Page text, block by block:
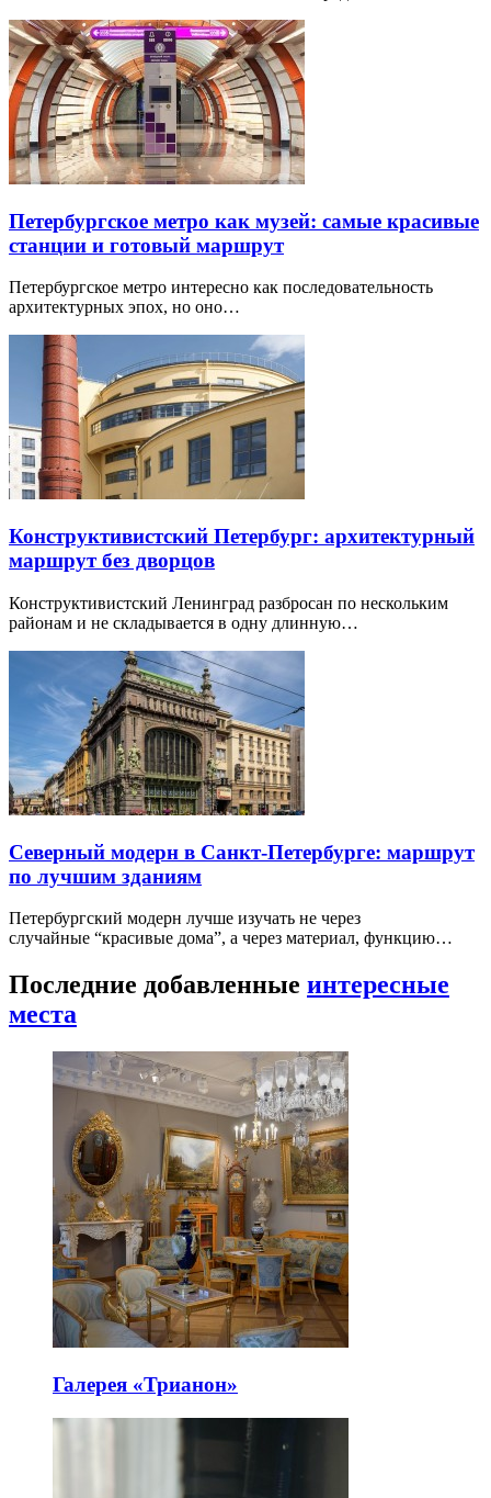
Петербургское метро как музей: самые красивые
станции и готовый маршрут
Петербургское метро интересно как последовательность
архитектурных эпох, но оно…
Конструктивистский Петербург: архитектурный
маршрут без дворцов
Конструктивистский Ленинград разбросан по нескольким
районам и не складывается в одну длинную…
Северный модерн в Санкт-Петербурге: маршрут
по лучшим зданиям
Петербургский модерн лучше изучать не через
случайные “красивые дома”, а через материал, функцию…
Последние добавленные интересные
места
Галерея «Трианон»